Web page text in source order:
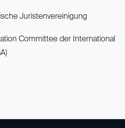
Juristenvereinigung
Committee der International